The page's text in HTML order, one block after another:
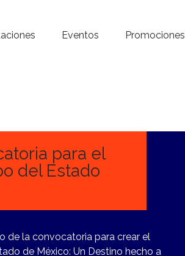
Eventos Promociones
para el
del Estado
de la convocatoria para crear el
de México: Un Destino hecho a